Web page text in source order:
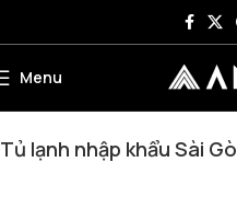
Menu
Tủ lạnh nhập khẩu Sài